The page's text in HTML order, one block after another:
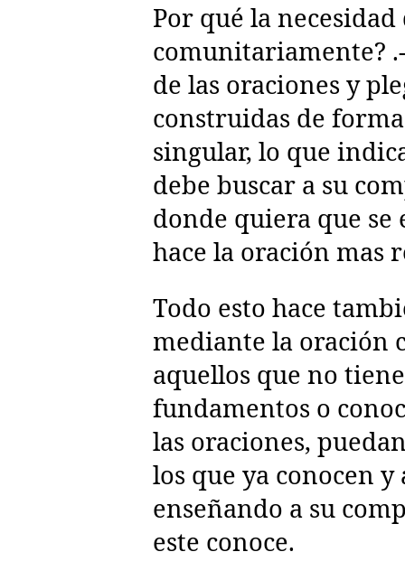
Por qué la
comunitariamente?
de las oraciones y
construidas de
singular, lo que
debe buscar a su
donde quiera que se
hace la oración mas
Todo esto hace
mediante la oración
aquellos que no
fundamentos o
las oraciones,
los que ya conocen y
enseñando a su
este conoce.